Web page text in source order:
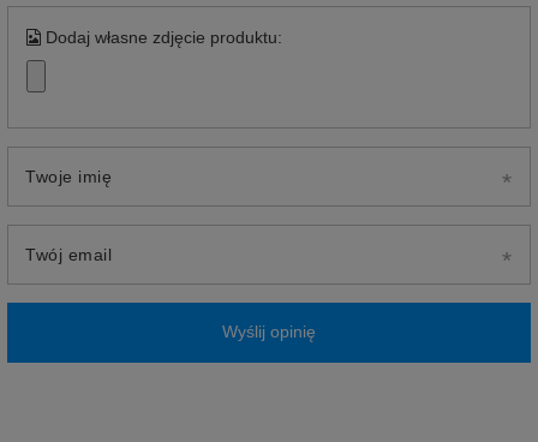
Dodaj własne zdjęcie produktu:
Twoje imię
Twój email
Wyślij opinię